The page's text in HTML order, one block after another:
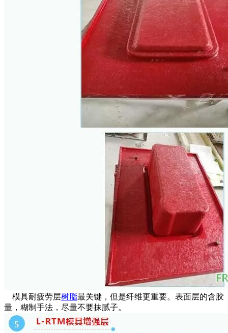
模具耐疲劳层树脂最关键，但是纤维更重要。表面层的含胶
量，糊制手法，尽量不要抹腻子。